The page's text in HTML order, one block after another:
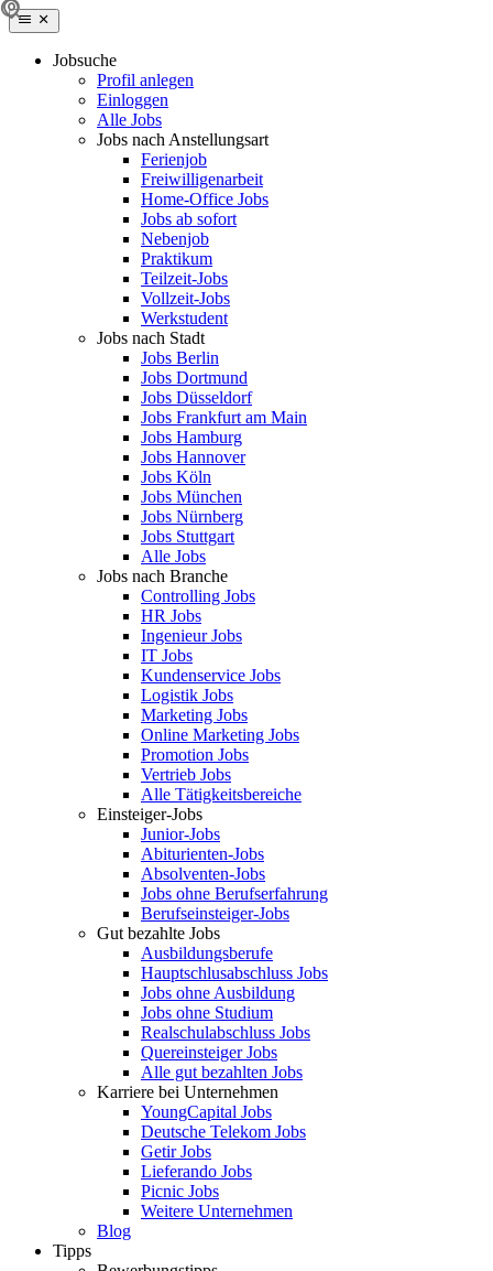
Jobsuche
Profil anlegen
Einloggen
Alle Jobs
Jobs nach Anstellungsart
Ferienjob
Freiwilligenarbeit
Home-Office Jobs
Jobs ab sofort
Nebenjob
Praktikum
Teilzeit-Jobs
Vollzeit-Jobs
Werkstudent
Jobs nach Stadt
Jobs Berlin
Jobs Dortmund
Jobs Düsseldorf
Jobs Frankfurt am Main
Jobs Hamburg
Jobs Hannover
Jobs Köln
Jobs München
Jobs Nürnberg
Jobs Stuttgart
Alle Jobs
Jobs nach Branche
Controlling Jobs
HR Jobs
Ingenieur Jobs
IT Jobs
Kundenservice Jobs
Logistik Jobs
Marketing Jobs
Online Marketing Jobs
Promotion Jobs
Vertrieb Jobs
Alle Tätigkeitsbereiche
Einsteiger-Jobs
Junior-Jobs
Abiturienten-Jobs
Absolventen-Jobs
Jobs ohne Berufserfahrung
Berufseinsteiger-Jobs
Gut bezahlte Jobs
Ausbildungsberufe
Hauptschlusabschluss Jobs
Jobs ohne Ausbildung
Jobs ohne Studium
Realschulabschluss Jobs
Quereinsteiger Jobs
Alle gut bezahlten Jobs
Karriere bei Unternehmen
YoungCapital Jobs
Deutsche Telekom Jobs
Getir Jobs
Lieferando Jobs
Picnic Jobs
Weitere Unternehmen
Blog
Tipps